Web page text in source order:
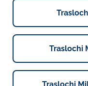
Traslochi
Traslochi